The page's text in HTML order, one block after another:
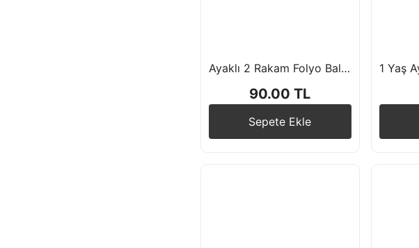
Ayaklı 2 Rakam Folyo Balon 75 cm
90.00 TL
Sepete Ekle